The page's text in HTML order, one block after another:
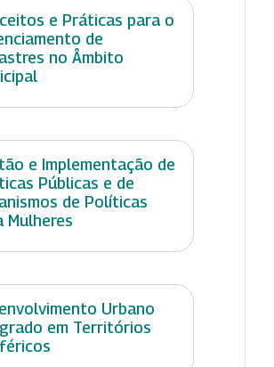
e Práticas para o
de
no Âmbito
e Implementação de
Públicas e de
de Políticas
Mulheres
Urbano
em Territórios